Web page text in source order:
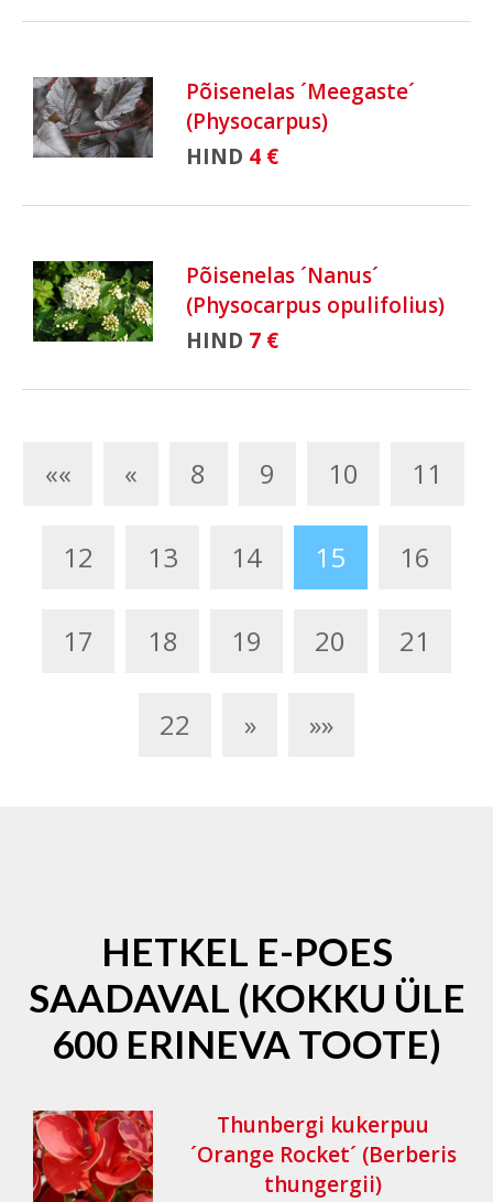
Põisenelas ´Meegaste´
(Physocarpus)
HIND 4 €
Põisenelas ´Nanus´
(Physocarpus opulifolius)
HIND 7 €
«« « 8 9 10 11
12 13 14 15 16
17 18 19 20 21
22 » »»
HETKEL E-POES
SAADAVAL (KOKKU ÜLE
600 ERINEVA TOOTE)
Thunbergi kukerpuu
´Orange Rocket´ (Berberis
thungergii)